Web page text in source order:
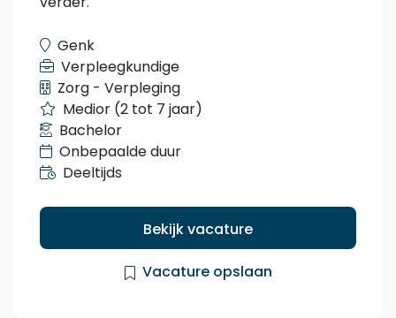
Genk
Verpleegkundige
Zorg - Verpleging
Medior (2 tot 7 jaar)
Bachelor
Onbepaalde duur
Deeltijds
Bekijk vacature
Vacature opslaan